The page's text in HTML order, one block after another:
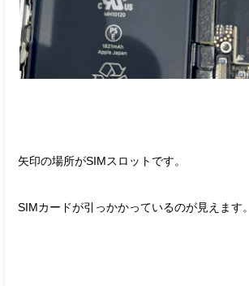
矢印の場所がSIMスロットです。
SIMカードが引っかかっているのが見えます。